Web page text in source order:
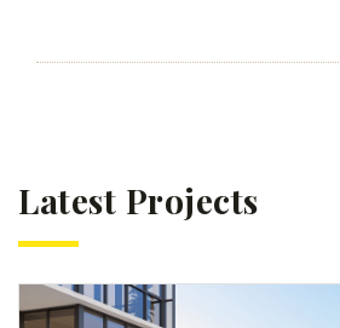
Latest Projects